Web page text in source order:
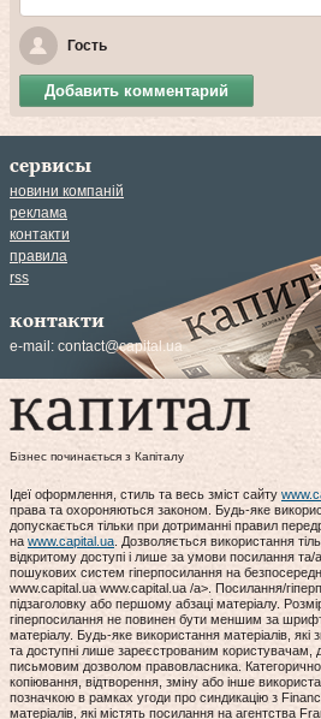
Гость
Добавить комментарий
сервисы
новини компаній
реклама
контакти
правила
rss
контакти
e-mail: contact@capital.ua
Бізнес починається з Капіталу
Ідеї оформлення, стиль та весь зміст сайту
права та охороняються законом. Будь-яке
допускається тільки при дотриманні правил
на www.capital.ua . Дозволяється використання
відкритому доступі і лише за умови посилання та/
пошукових систем гіперпосилання на
www.capital.ua www.capital.ua /a>. Посилання/
підзаголовку або першому абзаці матеріалу.
гіперпосилання не повинен бути меншим за
матеріалу. Будь-яке використання матеріалів, які
та доступні лише зареєстрованим користувачам,
письмовим дозволом правовласника.
копіювання, відтворення, зміну або інше
позначкою в рамках угоди про синдикацію з
матеріалів, які містять посилання на агентства